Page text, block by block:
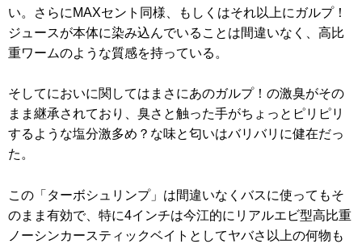
い。さらにMAXセント同様、もしくはそれ以上にガルプ！
ジュースが本体に染み込んでいることは間違いなく、高比
重ワームのような質感を持っている。
そしてにおいに関してはまさにあのガルプ！の激臭がその
まま継承されており、臭さと触った手がちょっとピリピリ
するような塩分激多め？な味と匂いはバリバリに健在だっ
た。
この「ターボシュリンプ」は間違いなくバスに使ってもそ
のまま有効で、特に4インチは今江的にリアルエビ型高比重
ノーシンカースティックベイトとしてヤバさ以上の何物も